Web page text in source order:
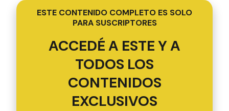
ESTE CONTENIDO COMPLETO ES SOLO
PARA SUSCRIPTORES
ACCEDÉ A ESTE Y A
TODOS LOS
CONTENIDOS
EXCLUSIVOS